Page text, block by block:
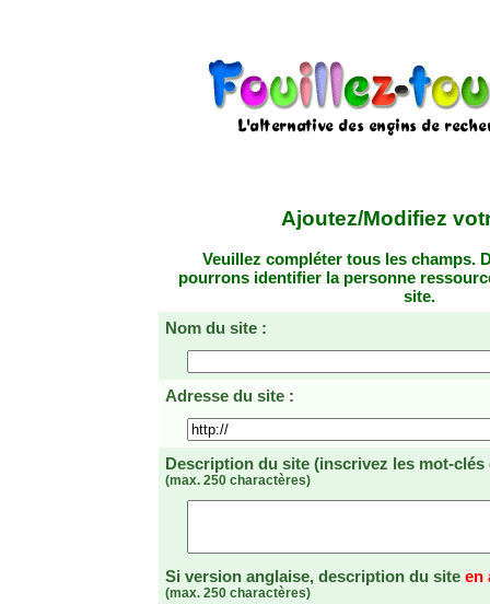
Ajoutez/Modifiez
Veuillez compléter tous les champs.
pourrons identifier la personne
site.
Nom du site :
Adresse du site :
Description du site (inscrivez les mot-
(max. 250 charactères)
Si version anglaise, description du site en
(max. 250 charactères)